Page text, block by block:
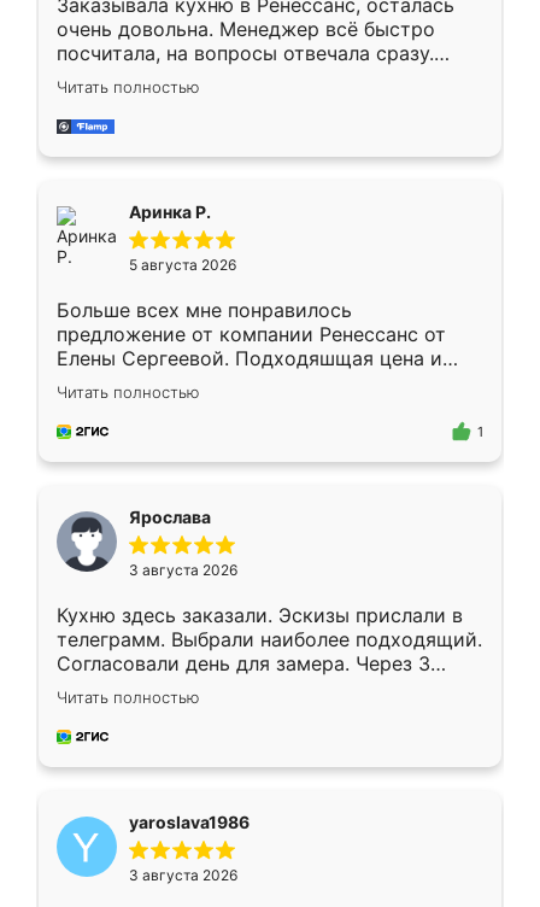
Заказывала кухню в Ренессанс, осталась
очень довольна. Менеджер всё быстро
посчитала, на вопросы отвечала сразу.
Замерщик приехал в субботу, подошёл к
делу со всей ответственностью. Собрали
за день, ребята работали аккуратно, даже
Читать полностью
Аринка Р.
5 августа 2026
Больше всех мне понравилось
предложение от компании Ренессанс от
Елены Сергеевой. Подходяшщая цена и
короткие сроки изготовления. Приехавший
для замера сотрудник Владислав
предложил по моему эскизу самый
Читать полностью
1
Ярослава
3 августа 2026
Кухню здесь заказали. Эскизы прислали в
телеграмм. Выбрали наиболее подходящий.
Согласовали день для замера. Через 3
недели кухня была уже готова. Остались
довольны работой. Спасибо Ренессанс
мебель за качественную работу!
Читать полностью
yaroslava1986
3 августа 2026